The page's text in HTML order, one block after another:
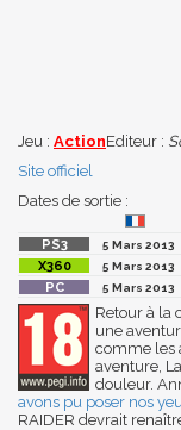
Jeu : ActionEditeur :
Site officiel
Dates de sortie :
5 Mars 2013
5 Mars 2013
5 Mars 2013
Retour à la
une
comme les
aventure,
douleur.
avons pu poser nos
RAIDER devrait